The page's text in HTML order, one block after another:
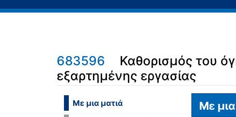
683596
Καθορισμός του
εξαρτημένης εργασίας
Μετάβαση σε: πλοήγηση
Με μια ματιά
Με